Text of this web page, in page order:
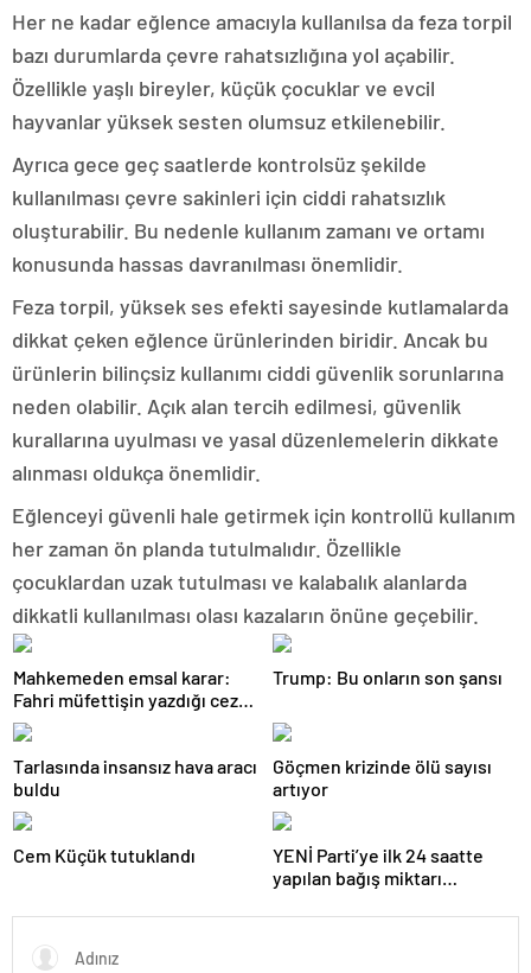
Her ne kadar eğlence amacıyla kullanılsa da feza torpil
bazı durumlarda çevre rahatsızlığına yol açabilir.
Özellikle yaşlı bireyler, küçük çocuklar ve evcil
hayvanlar yüksek sesten olumsuz etkilenebilir.
Ayrıca gece geç saatlerde kontrolsüz şekilde
kullanılması çevre sakinleri için ciddi rahatsızlık
oluşturabilir. Bu nedenle kullanım zamanı ve ortamı
konusunda hassas davranılması önemlidir.
Feza torpil, yüksek ses efekti sayesinde kutlamalarda
dikkat çeken eğlence ürünlerinden biridir. Ancak bu
ürünlerin bilinçsiz kullanımı ciddi güvenlik sorunlarına
neden olabilir. Açık alan tercih edilmesi, güvenlik
kurallarına uyulması ve yasal düzenlemelerin dikkate
alınması oldukça önemlidir.
Eğlenceyi güvenli hale getirmek için kontrollü kullanım
her zaman ön planda tutulmalıdır. Özellikle
çocuklardan uzak tutulması ve kalabalık alanlarda
dikkatli kullanılması olası kazaların önüne geçebilir.
Mahkemeden emsal karar:
Fahri müfettişin yazdığı ceza
iptal edildi
Trump: Bu onların son şansı
Tarlasında insansız hava aracı
buldu
Göçmen krizinde ölü sayısı
artıyor
Cem Küçük tutuklandı
YENİ Parti’ye ilk 24 saatte
yapılan bağış miktarı